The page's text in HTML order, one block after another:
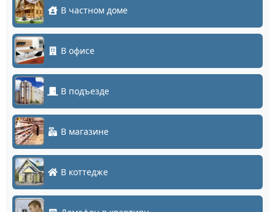
В частном доме
В офисе
В подъезде
В магазине
В коттедже